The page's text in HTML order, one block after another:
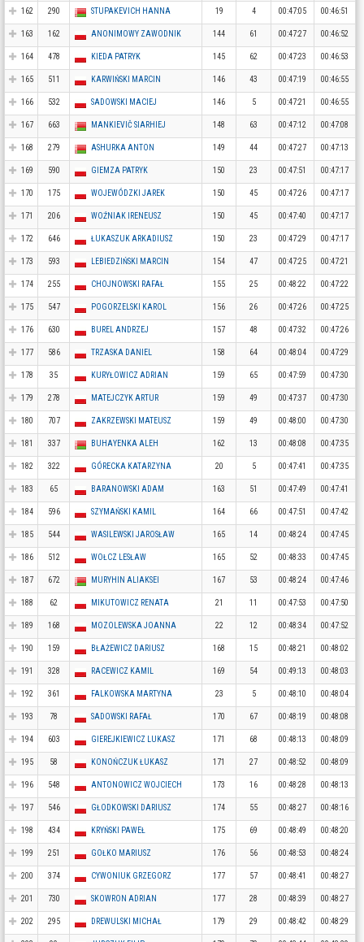
162 290 STUPAKEVICH HANNA 19 4 00:47:05 00:46:51
163 162 ANONIMOWY ZAWODNIK 144 61 00:47:27 00:46:52
164 478 KIEDA PATRYK 145 62 00:47:23 00:46:53
165 511 KARWIŃSKI MARCIN 146 43 00:47:19 00:46:55
166 532 SADOWSKI MACIEJ 146 5 00:47:21 00:46:55
167 663 MANKIEVIČ SIARHIEJ 148 63 00:47:12 00:47:08
168 279 ASHURKA ANTON 149 44 00:47:27 00:47:13
169 590 GIEMZA PATRYK 150 23 00:47:51 00:47:17
170 175 WOJEWÓDZKI JAREK 150 45 00:47:26 00:47:17
171 206 WOŹNIAK IRENEUSZ 150 45 00:47:40 00:47:17
172 646 ŁUKASZUK ARKADIUSZ 150 23 00:47:29 00:47:17
173 593 LEBIEDZIŃSKI MARCIN 154 47 00:47:25 00:47:21
174 255 CHOJNOWSKI RAFAŁ 155 25 00:48:22 00:47:22
175 547 POGORZELSKI KAROL 156 26 00:47:26 00:47:25
176 630 BUREL ANDRZEJ 157 48 00:47:32 00:47:26
177 586 TRZASKA DANIEL 158 64 00:48:04 00:47:29
178 35 KURYŁOWICZ ADRIAN 159 65 00:47:59 00:47:30
179 278 MATEJCZYK ARTUR 159 49 00:47:37 00:47:30
180 707 ZAKRZEWSKI MATEUSZ 159 49 00:48:00 00:47:30
181 337 BUHAYENKA ALEH 162 13 00:48:08 00:47:35
182 322 GÓRECKA KATARZYNA 20 5 00:47:41 00:47:35
183 65 BARANOWSKI ADAM 163 51 00:47:49 00:47:41
184 596 SZYMAŃSKI KAMIL 164 66 00:47:51 00:47:42
185 544 WASILEWSKI JAROSŁAW 165 14 00:48:24 00:47:45
186 512 WOŁCZ LESŁAW 165 52 00:48:33 00:47:45
187 672 MURYHIN ALIAKSEI 167 53 00:48:24 00:47:46
188 62 MIKUTOWICZ RENATA 21 11 00:47:53 00:47:50
189 168 MOZOLEWSKA JOANNA 22 12 00:48:34 00:47:52
190 159 BŁAŻEWICZ DARIUSZ 168 15 00:48:21 00:48:02
191 328 RACEWICZ KAMIL 169 54 00:49:13 00:48:03
192 361 FALKOWSKA MARTYNA 23 5 00:48:10 00:48:04
193 78 SADOWSKI RAFAŁ 170 67 00:48:19 00:48:08
194 603 GIEREJKIEWICZ LUKASZ 171 68 00:48:13 00:48:09
195 58 KONOŃCZUK ŁUKASZ 171 27 00:48:52 00:48:09
196 548 ANTONOWICZ WOJCIECH 173 16 00:48:28 00:48:13
197 546 GŁODKOWSKI DARIUSZ 174 55 00:48:27 00:48:16
198 434 KRYŃSKI PAWEŁ 175 69 00:48:49 00:48:20
199 251 GOŁKO MARIUSZ 176 56 00:48:53 00:48:24
200 374 CYWONIUK GRZEGORZ 177 57 00:48:41 00:48:27
201 730 SKOWRON ADRIAN 177 28 00:48:39 00:48:27
202 295 DREWULSKI MICHAŁ 179 29 00:48:42 00:48:29